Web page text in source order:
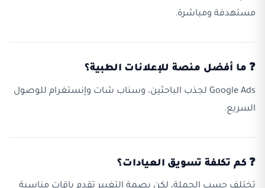
مستهدفة ومباشرة.
❓ ما أفضل منصة للإعلانات الطبية؟
Google Ads لجذب الباحثين، وسناب شات وإنستغرام للوصول
السريع.
❓ كم تكلفة تسويق العيادات؟